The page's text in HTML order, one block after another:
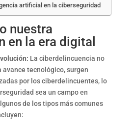
artificial en la ciberseguridad
nuestra
en la era digital
La ciberdelincuencia no
avance tecnológico, surgen
por los ciberdelincuentes, lo
sea un campo en
de los tipos más comunes